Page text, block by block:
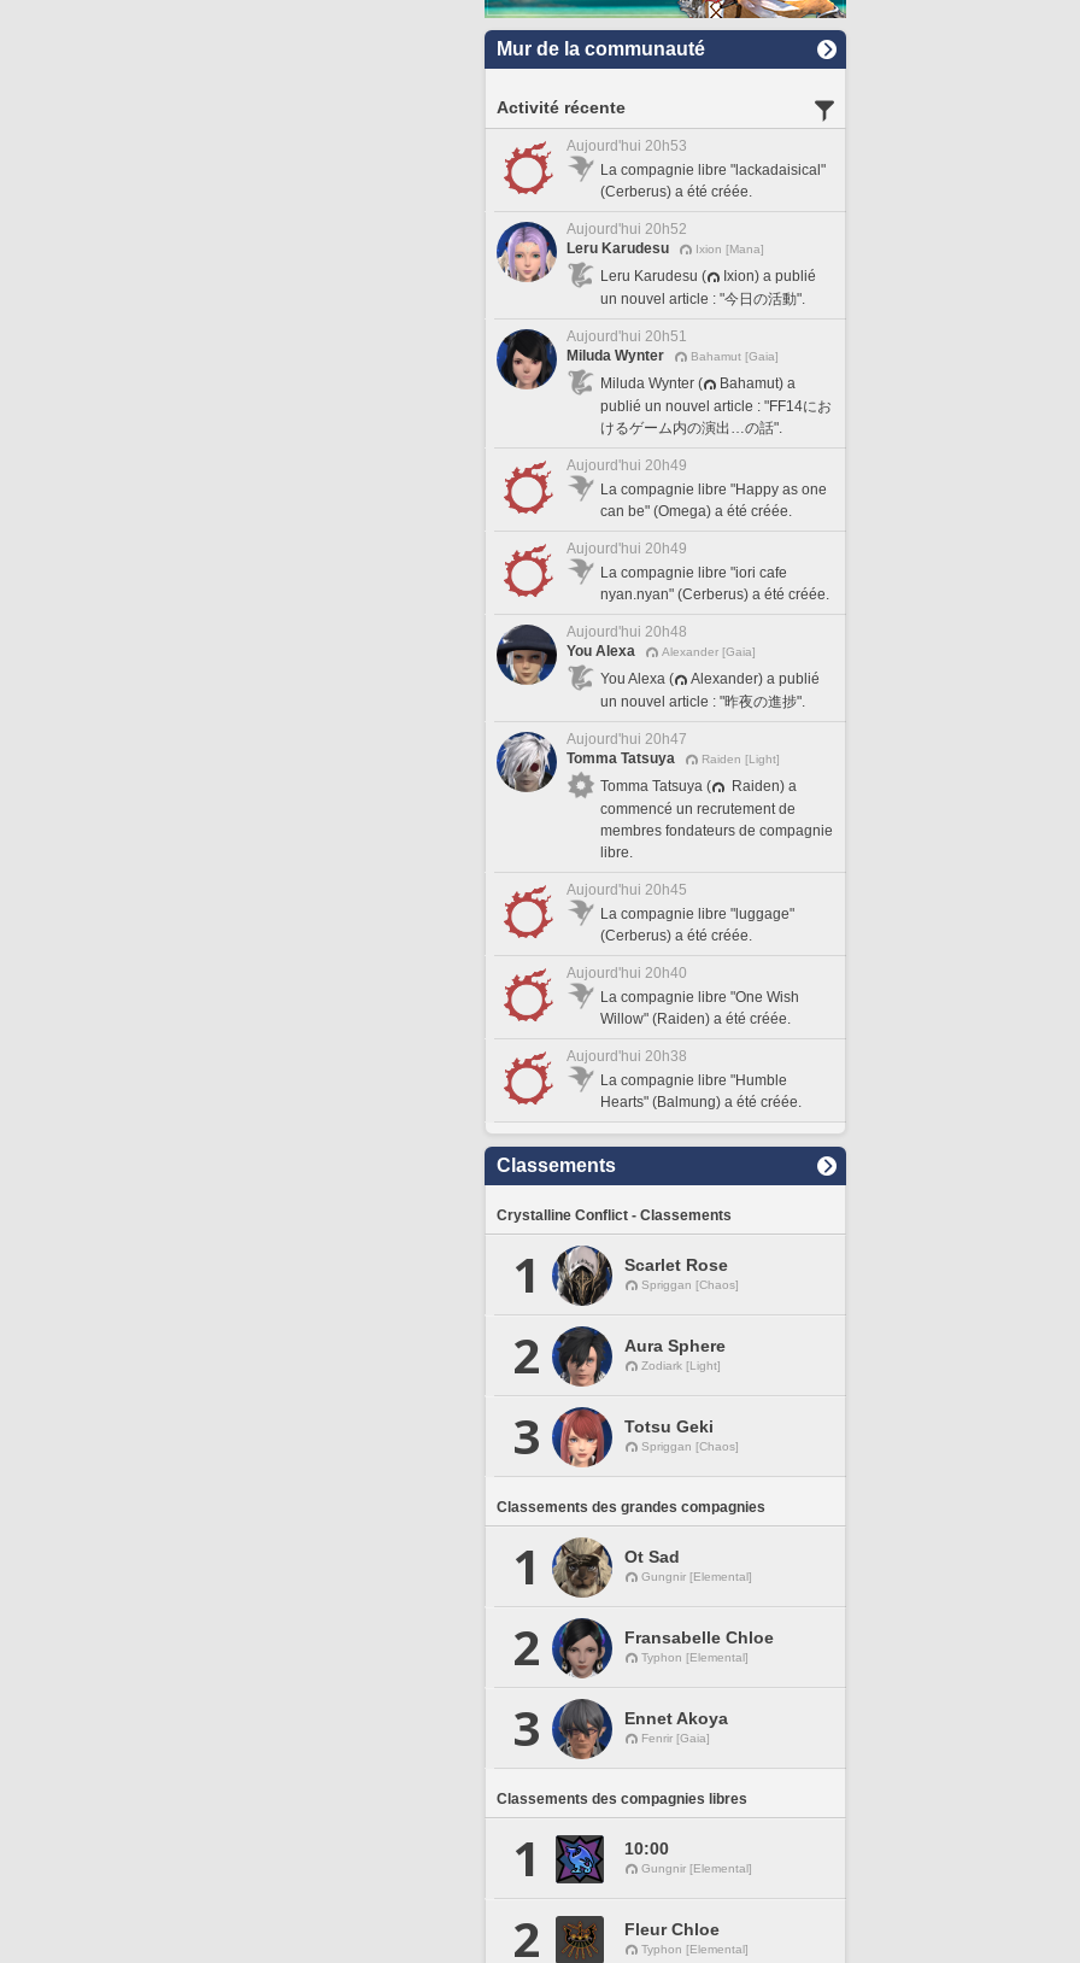
Mur de la communauté
Activité récente
Aujourd'hui 20h53
La compagnie libre "lackadaisical"
(Cerberus) a été créée.
Aujourd'hui 20h52
Leru Karudesu
Ixion [Mana]
Leru Karudesu (
Ixion) a publié
un nouvel article : "今日の活動".
Aujourd'hui 20h51
Miluda Wynter
Bahamut [Gaia]
Miluda Wynter (
Bahamut) a
publié un nouvel article : "FF14にお
けるゲーム内の演出…の話".
Aujourd'hui 20h49
La compagnie libre "Happy as one
can be" (Omega) a été créée.
Aujourd'hui 20h49
La compagnie libre "iori cafe
nyan.nyan" (Cerberus) a été créée.
Aujourd'hui 20h48
You Alexa
Alexander [Gaia]
You Alexa (
Alexander) a publié
un nouvel article : "昨夜の進捗".
Aujourd'hui 20h47
Tomma Tatsuya
Raiden [Light]
Tomma Tatsuya (
Raiden) a
commencé un recrutement de
membres fondateurs de compagnie
libre.
Aujourd'hui 20h45
La compagnie libre "luggage"
(Cerberus) a été créée.
Aujourd'hui 20h40
La compagnie libre "One Wish
Willow" (Raiden) a été créée.
Aujourd'hui 20h38
La compagnie libre "Humble
Hearts" (Balmung) a été créée.
Classements
Crystalline Conflict - Classements
1 Scarlet Rose
Spriggan [Chaos]
2 Aura Sphere
Zodiark [Light]
3 Totsu Geki
Spriggan [Chaos]
Classements des grandes compagnies
1 Ot Sad
Gungnir [Elemental]
2 Fransabelle Chloe
Typhon [Elemental]
3 Ennet Akoya
Fenrir [Gaia]
Classements des compagnies libres
1 10:00
Gungnir [Elemental]
2 Fleur Chloe
Typhon [Elemental]